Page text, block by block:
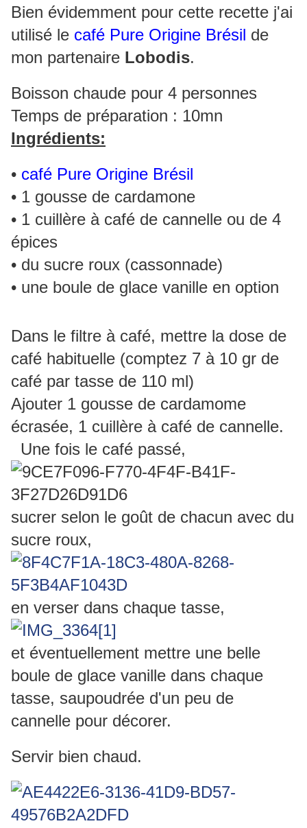
Bien évidemment pour cette recette j'ai
utilisé le café Pure Origine Brésil de
mon partenaire Lobodis.
Boisson chaude pour 4 personnes
Temps de préparation : 10mn
Ingrédients:
• café Pure Origine Brésil
• 1 gousse de cardamone
• 1 cuillère à café de cannelle ou de 4
épices
• du sucre roux (cassonnade)
• une boule de glace vanille en option
Dans le filtre à café, mettre la dose de
café habituelle (comptez 7 à 10 gr de
café par tasse de 110 ml)
Ajouter 1 gousse de cardamome
écrasée, 1 cuillère à café de cannelle.
Une fois le café passé,
sucrer selon le goût de chacun avec du
sucre roux,
en verser dans chaque tasse,
et éventuellement mettre une belle
boule de glace vanille dans chaque
tasse, saupoudrée d'un peu de
cannelle pour décorer.
Servir bien chaud.